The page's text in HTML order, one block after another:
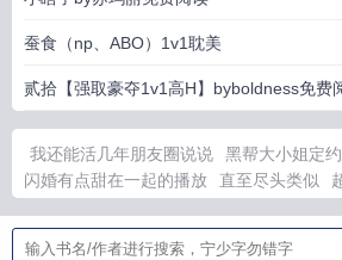
蚕食（np、ABO）1v1耽美
贰拾【强取豪夺1v1高H】byboldness免费
我还能活几年朋友圈说说 黑帮大小姐定
闪婚有点甜在一起的播放
直至尽头类似
祸
少年秦始皇故事书 四合院中医神识的